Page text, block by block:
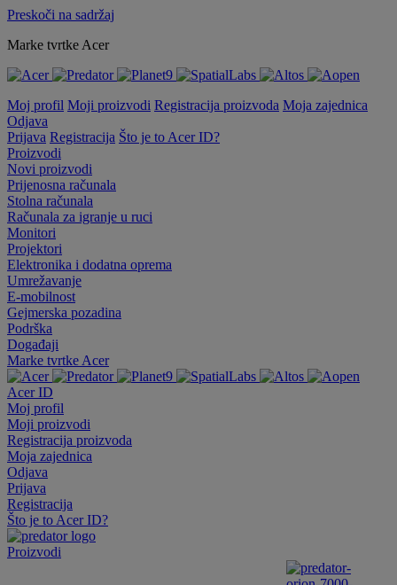
Preskoči na sadržaj
Marke tvrtke Acer
Moj profil Moji proizvodi Registracija proizvoda Moja zajednica
Odjava
Prijava Registracija Što je to Acer ID?
Proizvodi
Novi proizvodi
Prijenosna računala
Stolna računala
Računala za igranje u ruci
Monitori
Projektori
Elektronika i dodatna oprema
Umrežavanje
E-mobilnost
Gejmerska pozadina
Podrška
Događaji
Marke tvrtke Acer
Acer ID
Moj profil
Moji proizvodi
Registracija proizvoda
Moja zajednica
Odjava
Prijava
Registracija
Što je to Acer ID?
Proizvodi